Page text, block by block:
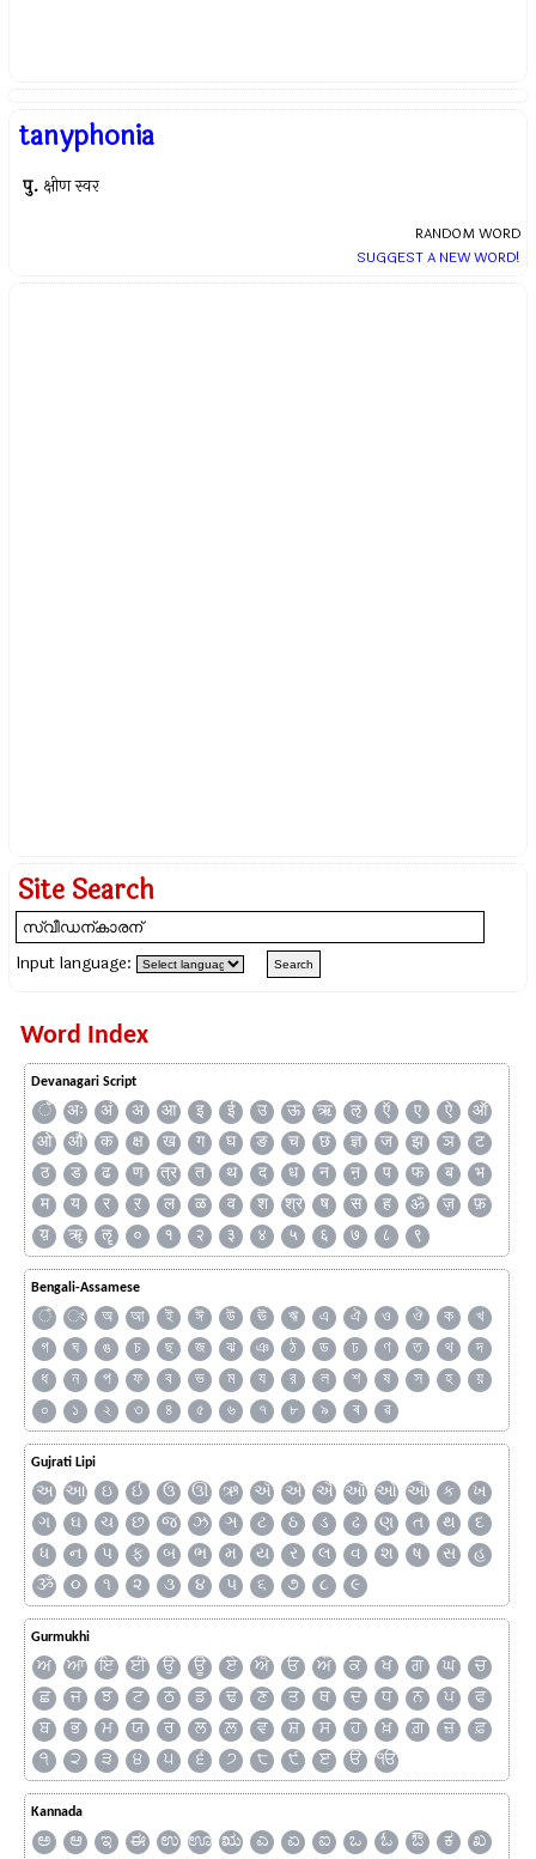
tanyphonia
पु. क्षीण स्वर
RANDOM WORD
SUGGEST A NEW WORD!
Site Search
Input language:
Word Index
Devanagari Script
ँ अः अं अ आ इ ई उ ऊ ऋ ऌ ऍ ए ऐ
ऑ
ओ
औ क क्ष ख ग घ ङ च छ ज्ञ ज झ ञ
ट
ठ
ड ढ ण त्र त थ द ध न ऩ प फ ब
भ
म
य र ऱ ल ळ व श श्र ष स ह ॐ ज़
फ़
य़
ॠ ॡ ० १ २ ३ ४ ५ ६ ७ ८ ९
Bengali-Assamese
ঁ ং অ আ ই ঈ উ ঊ ঋ এ ঐ ও ঔ ক
খ
গ
ঘ ঙ চ ছ জ ঝ ঞ ঠ ড ঢ ণ ত থ
দ
ধ
ন প ফ ব ভ ম য র ল শ ষ স হ
য়
০
১ ২ ৩ ৪ ৫ ৬ ৭ ৮ ৯ ৰ ৱ
Gujrati Lipi
અ આ ઇ ઈ ઉ ઊ ઋ ઍ એ ઐ ઑ ઓ ઔ ક
ખ
ગ
ઘ ચ છ જ ઝ ઞ ટ ઠ ડ ઢ ણ ત થ
દ
ધ
ન પ ફ બ ભ મ ય ર લ વ શ ષ સ
હ
ૐ
૦ ૧ ૨ ૩ ૪ ૫ ૬ ૭ ૮ ૯
Gurmukhi
ਅ ਆ ਇ ਈ ਉ ਊ ਏ ਐ ਓ ਔ ਕ ਖ ਗ ਘ
ਚ
ਛ
ਜ ਝ ਟ ਠ ਡ ਢ ਣ ਤ ਥ ਦ ਧ ਨ ਪ
ਫ
ਬ
ਭ ਮ ਯ ਰ ਲ ਲ਼ ਵ ਸ਼ ਸ ਹ ਖ਼ ਗ਼ ਜ਼
ਫ਼
੧
੨ ੩ ੪ ੫ ੬ ੭ ੮ ੯ ੲ ੳ ੴ
Kannada
ಅ ಆ ಇ ಈ ಉ ಊ ಋ ಎ ಏ ಐ ಒ ಓ ಔ ಕ
ಖ